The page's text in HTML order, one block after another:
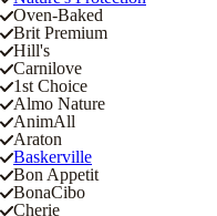
Oven-Baked
Brit Premium
Hill's
Carnilove
1st Choice
Almo Nature
AnimAll
Araton
Baskerville
Bon Appetit
BonaCibo
Cherie